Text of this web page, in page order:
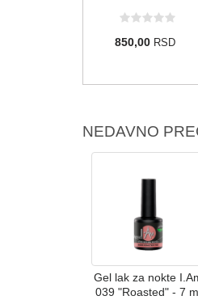
850,00 RSD
NEDAVNO
Gel lak za nokte
039 "Roasted" - 7